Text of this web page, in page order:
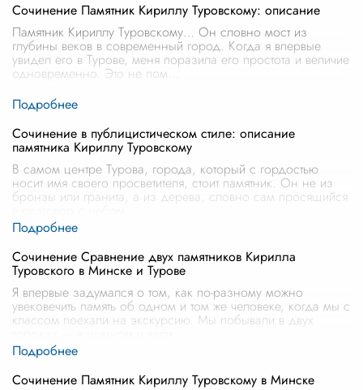
Сочинение Памятник Кириллу Туровскому: описание
Памятник Кириллу Туровскому… Он словно мост из
глубины веков в современный город. Когда я впервые
увидел его в Турове, меня поразила его простота и величие
одновременно. Это не пом
Сочинение в публицистическом стиле: описание
памятника Кириллу Туровскому
В самом центре Турова, города, который с гордостью
носит имя своего просветителя, стоит памятник. Он не из
бронзы или гранита, а из дерева, словно сам просящийся
Сочинение Сравнение двух памятников Кирилла
Туровского в Минске и Турове
Я впервые задумался о том, как по-разному можно
увековечить память об одном и том же человеке, когда мы с
классом поехали на экскурсию. Мы побывали в двух
Сочинение Памятник Кириллу Туровскому в Минске